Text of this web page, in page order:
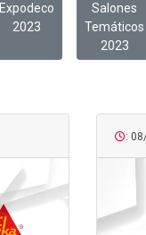
Expodeco
2023
Salones
Temáticos
2023
: